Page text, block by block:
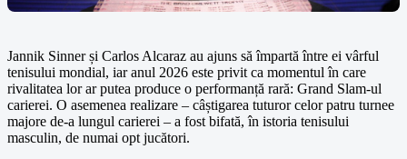
Jannik Sinner și Carlos Alcaraz au ajuns să împartă între ei vârful
tenisului mondial, iar anul 2026 este privit ca momentul în care
rivalitatea lor ar putea produce o performanță rară: Grand Slam-ul
carierei. O asemenea realizare – câștigarea tuturor celor patru turnee
majore de-a lungul carierei – a fost bifată, în istoria tenisului
masculin, de numai opt jucători.